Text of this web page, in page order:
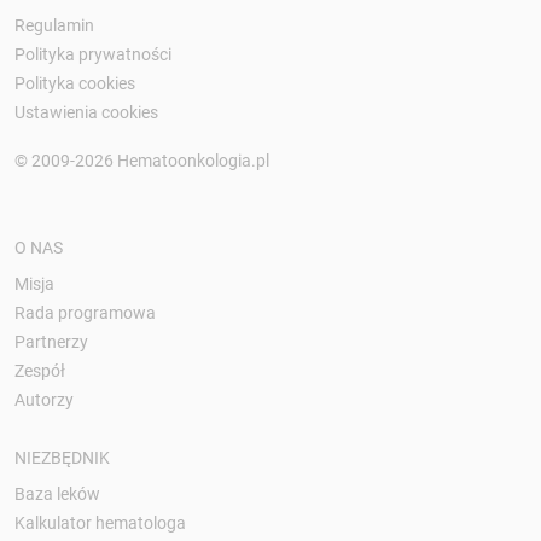
Regulamin
Polityka prywatności
Polityka cookies
Ustawienia cookies
© 2009-2026 Hematoonkologia.pl
O NAS
Misja
Rada programowa
Partnerzy
Zespół
Autorzy
NIEZBĘDNIK
Baza leków
Kalkulator hematologa